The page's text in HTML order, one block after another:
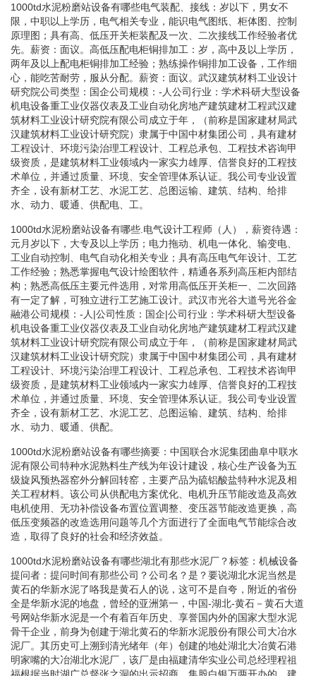
1000td水泥粉磨站设备有哪些电气装配、接线：岁以下，男女不
限，中职以上学历，电气相关专业，能识电气图纸、柜体图、控制
原理图；具有高、低压开关柜装配及一次、二次接线工作经验者优
先。薪资：面议。高低压配电柜铜排加工：岁，高中及以上学历，
两年及以上配电柜铜排加工经验；熟练操作铜排加工设备，工作细
心，能吃苦耐劳，服从分配。薪资：面议。武汉建筑材料工业设计
研究院公司类型：国企公司规模：-人公司行业：学术科研大型设备
机电设备重工业仪器仪表及工业自动化房地产建筑建材工程武汉建
筑材料工业设计研究院有限公司成立于年，（前称是国家建材局武
汉建筑材料工业设计研究院）隶属于中国中材集团公司，具有建材
工程设计、环境污染治理工程设计、工程总承包、工程技术咨询甲
级资质，是建筑材料工业领域内一家实力雄厚、信誉良好的工程技
术单位，并通过质量、环境、安全管理体系认证。我公司专业设置
齐全，设有新材工艺、水泥工艺、总图运输、建筑、结构、给排
水、动力、暖通、供配电、工。
1000td水泥粉磨站设备有哪些.电气设计工程师（人），薪资待遇：
元月岁以下，大专及以上学历；电力拖动、机电一体化、输变电、
工业自动控制、电气自动化相关专业；具有高压电气年设计、工艺
工作经验；熟悉掌握电气设计绘图软件，精通各系列高压柜内部结
构；熟悉高低压主要元件选用，对常用高低压开关柜一、二次回路
有一定了解，可独立进行工艺施工设计。武汉市光谷大道号光谷金
融港公司规模：-人|公司性质：国企|公司行业：学术科研大型设备
机电设备重工业仪器仪表及工业自动化房地产建筑建材工程武汉建
筑材料工业设计研究院有限公司成立于年，（前称是国家建材局武
汉建筑材料工业设计研究院）隶属于中国中材集团公司，具有建材
工程设计、环境污染治理工程设计、工程总承包、工程技术咨询甲
级资质，是建筑材料工业领域内一家实力雄厚、信誉良好的工程技
术单位，并通过质量、环境、安全管理体系认证。我公司专业设置
齐全，设有新材工艺、水泥工艺、总图运输、建筑、结构、给排
水、动力、暖通、供配。
1000td水泥粉磨站设备有哪些摘要：中国联合水泥集团曲阜中联水
泥有限公司特种水泥熟料生产线为年设计建设，核心生产设备为五
级旋风预热器窑外分解回转窑，主要产品为硫铝酸盐特种水泥及相
关工程材料。该公司从供配电方案优化、电机升压节能改造及高效
电机使用、无功补偿设备布置位置调整、变压器节能改造更换，高
低压变频器的改造选用问题等几个方面进行了全面电气节能综合改
造，取得了良好的社会和经济效益。
1000td水泥粉磨站设备有哪些湖北有那些水泥厂？标签：机械设备
提问者：提问时间有那些公司？公司名？是？要说湖北水泥当然是
黄石的华新水泥了咯我是黄石人的说，这可不是自夸，附近的省份
全是华新水泥的地盘，曾经的亚洲第一，中国-湖北-黄石－黄石大道
号网站华新水泥是一个有着百年历史、享誉国内外的国家大型水泥
骨干企业，前身为创建于湖北黄石的华新水泥股份有限公司大冶水
泥厂。其历史可上溯到清光绪年（年）创建的地处湖北大冶黄石港
明家嘴的大冶湖北水泥厂，该厂是由福建清华实业公司总经理程祖